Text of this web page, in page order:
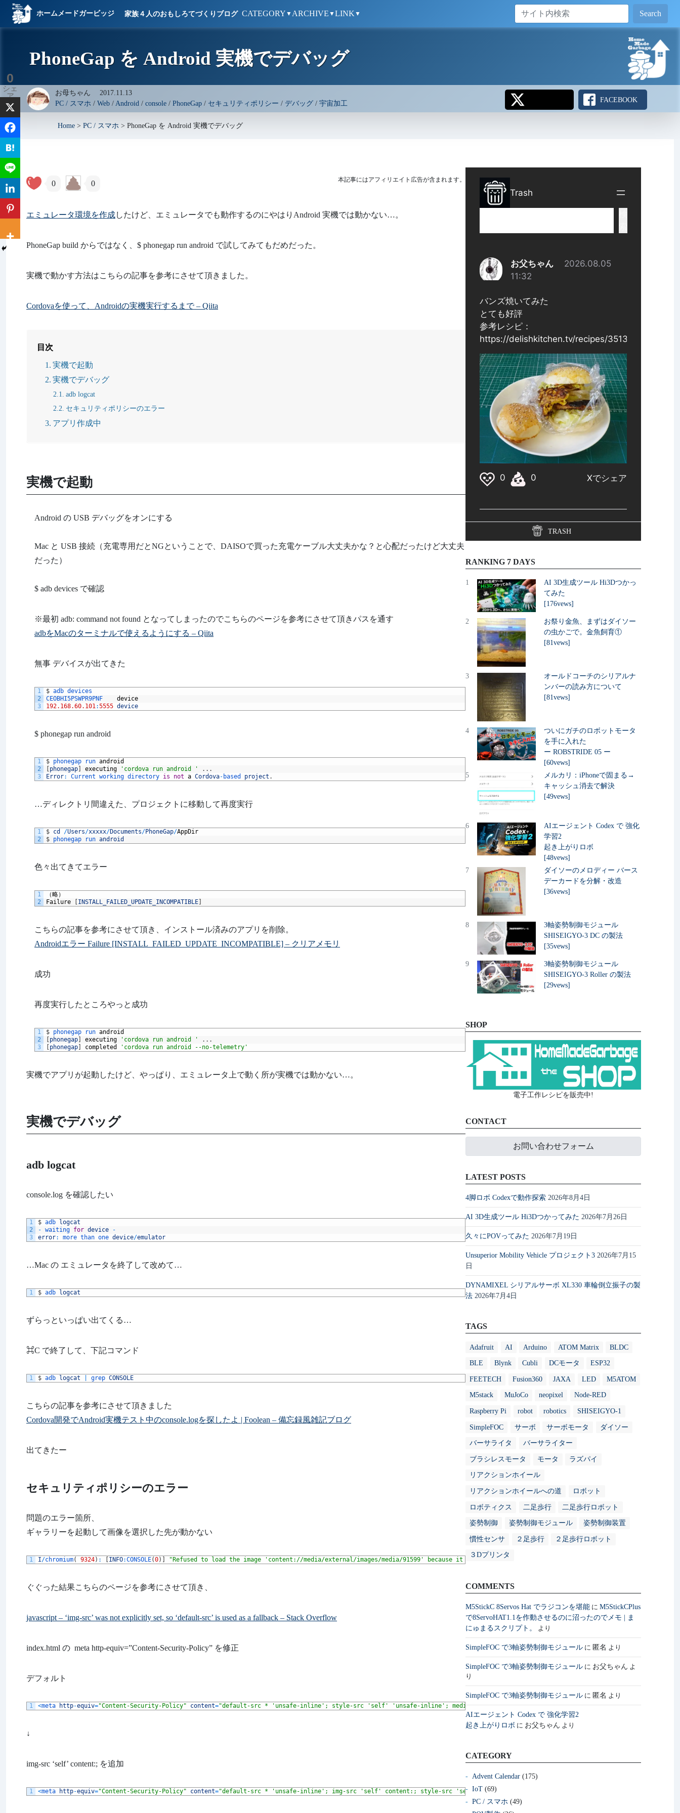
ホームメードガービッジ 家族４人のおもしろてづくりブログ CATEGORY ▼ ARCHIVE ▼LINK ▼ Search
PhoneGap を Android 実機でデバッグ
お母ちゃん 2017.11.13
PC / スマホ / Web/ Android / console/ PhoneGap/ セキュリティポリシー / デバッグ/ 宇宙加工 FACEBOOK
Home > PC / スマホ > PhoneGap を Android 実機でデバッグ
本記事にはアフィリエイト広告が含まれます。
0 0
エミュレータ環境を作成したけど、エミュレータでも動作するのにやはりAndroid 実機では動かない…。
PhoneGap build からではなく、$ phonegap run android で試してみてもだめだった。
実機で動かす方法はこちらの記事を参考にさせて頂きました。
Cordovaを使って、Androidの実機実行するまで – Qiita
目次
実機で起動
実機でデバッグ
adb logcat
セキュリティポリシーのエラー
アプリ作成中
実機で起動
Android の USB デバッグをオンにする
Mac と USB 接続（充電専用だとNGということで、DAISOで買った充電ケーブル大丈夫かな？と心配だったけど大丈夫
だった）
$ adb devices で確認
※最初 adb: command not found となってしまったのでこちらのページを参考にさせて頂きパスを通す
adbをMacのターミナルで使えるようにする – Qiita
無事 デバイスが出てきた
1
2
3
$ adb devices
device
192.168.60.101 :5555 device
$ phonegap run android
1
2
3
$ phonegap run android
[phonegap] executing 'cordova run android ' . . .
Error: Current working directory is not a Cordova- based project .
…ディレクトリ間違えた、プロジェクトに移動して再度実行
1
2
$ cd /Users/xxxxx/Documents/PhoneGap/AppDir
$ phonegap run android
色々出てきてエラー
1
2
（略）
Failure
[INSTALL_FAILED_UPDATE_INCOMPATIBLE]
こちらの記事を参考にさせて頂き、インストール済みのアプリを削除。
Androidエラー Failure [INSTALL_FAILED_UPDATE_INCOMPATIBLE] – クリアメモリ
成功
再度実行したところやっと成功
1
2
3
$ phonegap run android
[phonegap] executing 'cordova run android ' . . .
[phonegap] completed 'cordova run android --no-telemetry'
実機でアプリが起動したけど、やっぱり、エミュレータ上で動く所が実機では動かない…。
実機でデバッグ
adb logcat
console.log を確認したい
1
2
3
$ adb logcat
- waiting for device
-
error: more than one device/emulator
…Mac の エミュレータを終了して改めて…
1 $ adb logcat
ずらっといっぱい出てくる…
⌘C で終了して、下記コマンド
1 $ adb logcat grep CONSOLE
こちらの記事を参考にさせて頂きました
Cordova開発でAndroid実機テスト中のconsole.logを探したよ | Foolean – 備忘録風雑記ブログ
出てきたー
セキュリティポリシーのエラー
問題のエラー箇所、
ギャラリーを起動して画像を選択した先が動かない
1 I/chromium( 9324) : [INFO:CONSOLE(0) ] "Refused to load the image 'content://media/external/images/media/91599' because it violates the following Content Security Policy directive: "
ぐぐった結果こちらのページを参考にさせて頂き、
javascript – ‘img-src’ was not explicitly set, so ‘default-src’ is used as a fallback – Stack Overflow
index.html の meta http-equiv=”Content-Security-Policy” を修正
デフォルト
1 <meta http-equiv="Content-Security-Policy" content="default-src * 'unsafe-inline'; style-src 'self' 'unsafe-inline'; media-src *" />
↓
img-src ‘self’ content:; を追加
1 <meta http-equiv="Content-Security-Policy" content="default-src * 'unsafe-inline'; img-src 'self' content:; style-src 'self' 'unsafe-inline'; media-src *"
0
シェ
ア
TRASH
RANKING 7 DAYS
1
AI 3D生成ツール Hi3Dつかっ
てみた
[176vews]
2
お祭り金魚、まずはダイソー
の虫かごで。金魚飼育①
[81vews]
3
オールドコーチのシリアルナ
ンバーの読み方について
[81vews]
4
ついにガチのロボットモータ
を手に入れた
ー ROBSTRIDE 05 ー
[60vews]
5
メルカリ：iPhoneで固まる→
キャッシュ消去で解決
[49vews]
6
AIエージェント Codex で 強化
学習2
起き上がりロボ
[48vews]
7
ダイソーのメロディー バース
デーカードを分解・改造
[36vews]
8
3軸姿勢制御モジュール
SHISEIGYO-3 DC の製法
[35vews]
9
3軸姿勢制御モジュール
SHISEIGYO-3 Roller の製法
[29vews]
SHOP
電子工作レシピを販売中!
CONTACT
お問い合わせフォーム
LATEST POSTS
4脚ロボ Codexで動作探索 2026年8月4日
AI 3D生成ツール Hi3Dつかってみた 2026年7月26日
久々にPOVってみた 2026年7月19日
Unsuperior Mobility Vehicle プロジェクト3 2026年7月15
日
DYNAMIXEL シリアルサーボ XL330 車輪倒立振子の製
法 2026年7月4日
TAGS
Adafruit AI Arduino ATOM Matrix BLDC
BLE Blynk Cubli DCモータ ESP32
FEETECH Fusion360 JAXA LED M5ATOM
M5stack MuJoCo neopixel Node-RED
Raspberry Pi robot robotics SHISEIGYO-1
SimpleFOC サーボ サーボモータ ダイソー
バーサライタ バーサライター
ブラシレスモータ モータ ラズパイ
リアクションホイール
リアクションホイールへの道 ロボット
ロボティクス 二足歩行 二足歩行ロボット
姿勢制御 姿勢制御モジュール 姿勢制御装置
慣性センサ ２足歩行 ２足歩行ロボット
３Dプリンタ
COMMENTS
M5StickC 8Servos Hat でラジコンを堪能 に M5StickCPlus
で8ServoHAT1.1を作動させるのに沼ったのでメモ | ま
にゅまるスクリプト。
より
SimpleFOC で3軸姿勢制御モジュール に 匿名 より
SimpleFOC で3軸姿勢制御モジュール に お父ちゃん よ
り
SimpleFOC で3軸姿勢制御モジュール に 匿名 より
AIエージェント Codex で 強化学習2
起き上がりロボ に お父ちゃん より
CATEGORY
Advent Calendar (175)
IoT (69)
PC / スマホ (49)